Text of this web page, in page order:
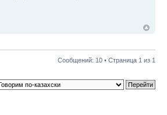
Сообщений: 10 • Страница 1 из 1